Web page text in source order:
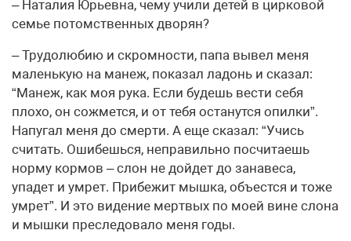
– Наталия Юрьевна, чему учили детей в цирковой
семье потомственных дворян?
– Трудолюбию и скромности, папа вывел меня
маленькую на манеж, показал ладонь и сказал:
“Манеж, как моя рука. Если будешь вести себя
плохо, он сожмется, и от тебя останутся опилки”.
Напугал меня до смерти. А еще сказал: “Учись
считать. Ошибешься, неправильно посчитаешь
норму кормов – слон не дойдет до занавеса,
упадет и умрет. Прибежит мышка, объестся и тоже
умрет”. И это видение мертвых по моей вине слона
и мышки преследовало меня годы.